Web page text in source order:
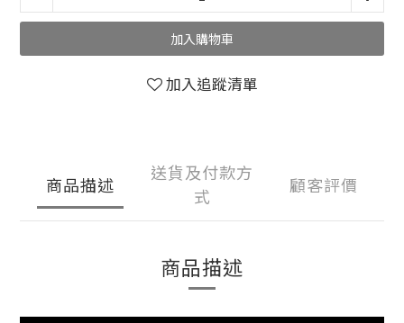
加入購物車
加入追蹤清單
商品描述
送貨及付款方
式
顧客評價
商品描述